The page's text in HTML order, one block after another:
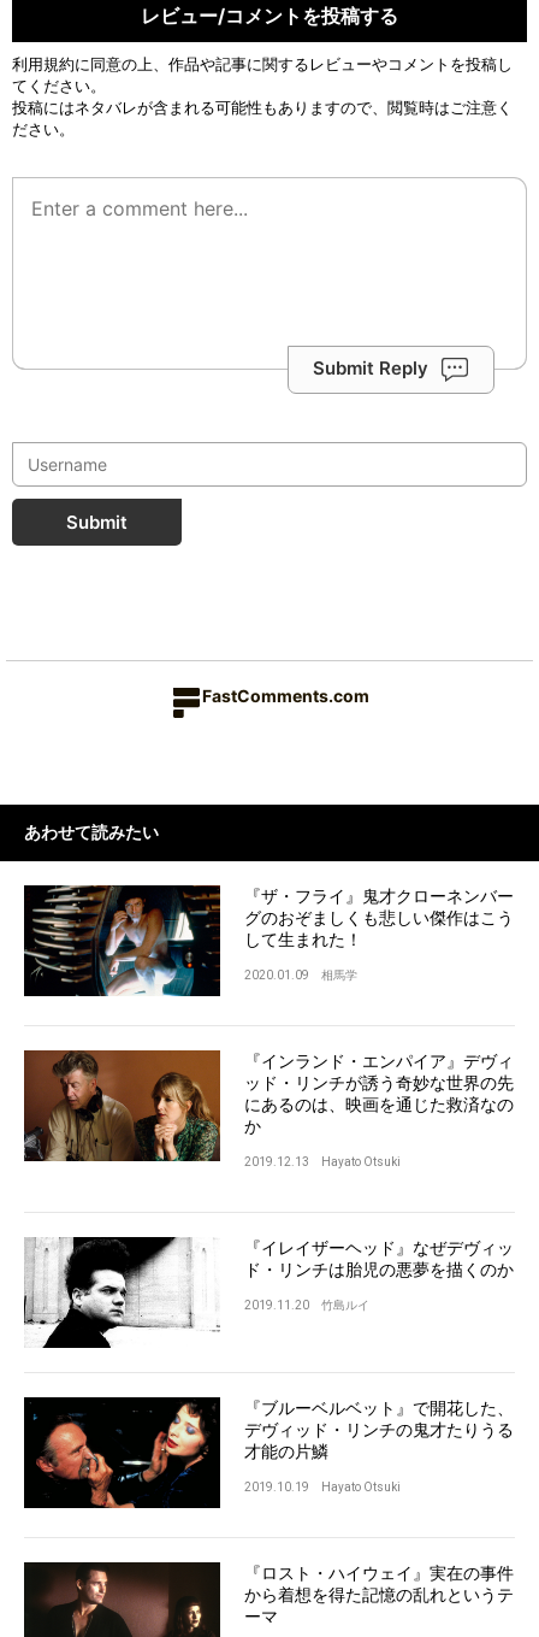
レビュー/コメントを投稿する
利用規約に同意の上、作品や記事に関するレビューやコメントを投稿し
てください。
投稿にはネタバレが含まれる可能性もありますので、閲覧時はご注意く
ださい。
Submit Reply
Submit
FastComments.com
あわせて読みたい
『ザ・フライ』鬼才クローネンバー
グのおぞましくも悲しい傑作はこう
して生まれた！
2020.01.09 相馬学
『インランド・エンパイア』デヴィ
ッド・リンチが誘う奇妙な世界の先
にあるのは、映画を通じた救済なの
か
2019.12.13 Hayato Otsuki
『イレイザーヘッド』なぜデヴィッ
ド・リンチは胎児の悪夢を描くのか
2019.11.20 竹島ルイ
『ブルーベルベット』で開花した、
デヴィッド・リンチの鬼才たりうる
才能の片鱗
2019.10.19 Hayato Otsuki
『ロスト・ハイウェイ』実在の事件
から着想を得た記憶の乱れというテ
ーマ